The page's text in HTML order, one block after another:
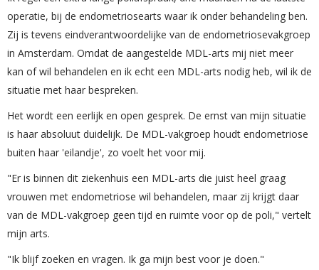
operatie, bij de endometriosearts waar ik onder behandeling ben.
Zij is tevens eindverantwoordelijke van de endometriosevakgroep
in Amsterdam. Omdat de aangestelde MDL-arts mij niet meer
kan of wil behandelen en ik echt een MDL-arts nodig heb, wil ik de
situatie met haar bespreken.
Het wordt een eerlijk en open gesprek. De ernst van mijn situatie
is haar absoluut duidelijk. De MDL-vakgroep houdt endometriose
buiten haar 'eilandje', zo voelt het voor mij.
"Er is binnen dit ziekenhuis een MDL-arts die juist heel graag
vrouwen met endometriose wil behandelen, maar zij krijgt daar
van de MDL-vakgroep geen tijd en ruimte voor op de poli," vertelt
mijn arts.
"Ik blijf zoeken en vragen. Ik ga mijn best voor je doen."